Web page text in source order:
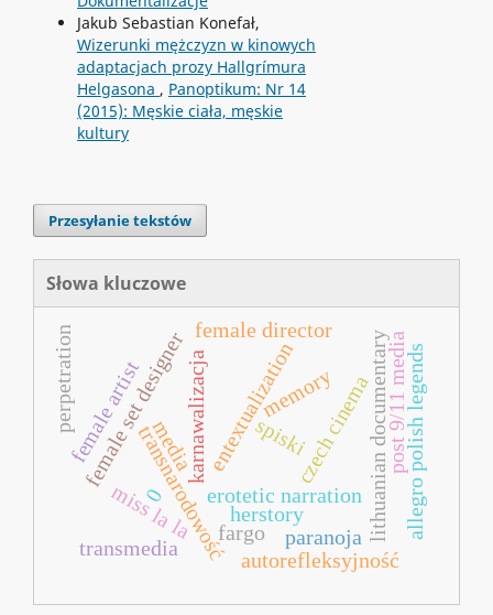
Jakub Sebastian Konefał,
Wizerunki mężczyzn w kinowych
adaptacjach prozy Hallgrímura
Helgasona , Panoptikum: Nr 14
(2015): Męskie ciała, męskie
kultury
Przesyłanie tekstów
Słowa kluczowe
erotetic narration
entextualization lithuanian documentary
memory
0
transnarodowość
female set designer female director
czech cinema
karnawalizacja
autorefleksyjność
post 9/11 media
herstory
female artist
miss la la
transmedia
allegro polish legends
fargo
media
paranoja
spiski
perpetration